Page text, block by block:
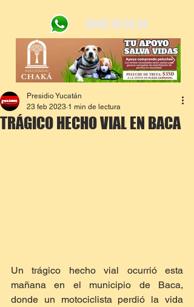
9992 14 24 24
TRÁGICO HECHO VIAL EN BACA
Presidio Yucatán
23 feb 2023 1 min de lectura
Un trágico hecho vial ocurrió esta
mañana en el municipio de Baca,
donde un motociclista perdió la vida